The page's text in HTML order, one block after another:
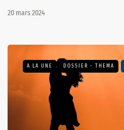
20 mars 2024
A LA UNE DOSSIER - THEMA